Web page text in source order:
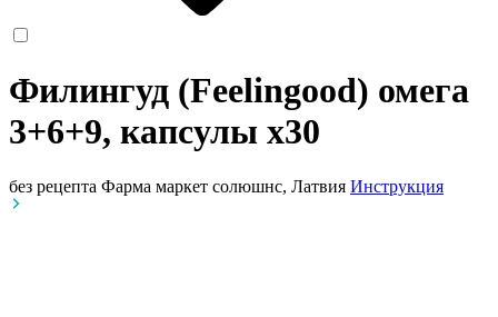
Филингуд (Feelingood) омега
3+6+9, капсулы x30
без рецепта Фарма маркет солюшнс, Латвия Инструкция